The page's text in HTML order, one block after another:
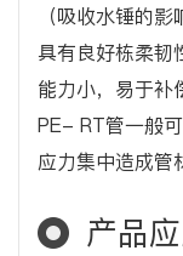
（吸收水锤的影
具有良好栋柔韧
能力小，易于补
PE- RT管一般
应力集中造成管
产品